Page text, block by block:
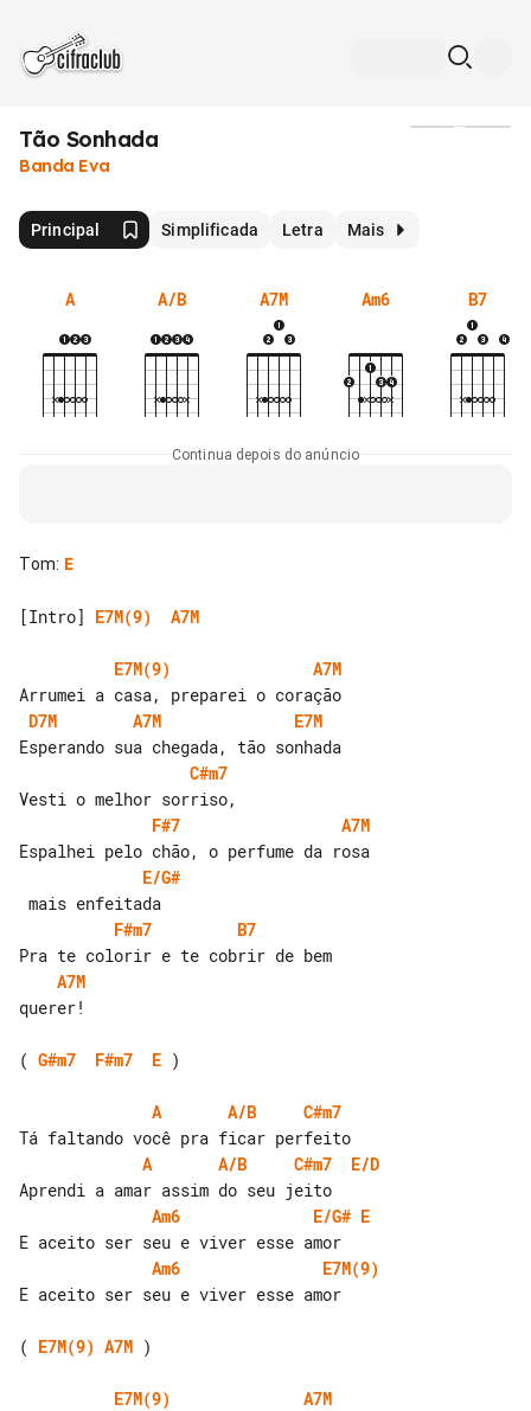
Tão Sonhada
Banda Eva
Principal Simplificada Letra Mais
A A/B A7M Am6 B7
Continua depois do anúncio
Tom: E
[Intro] E7M(9) A7M
E7M(9)
A7M
D7M
A7M
E7M
C#m7
F#7
A7M
E/G#
F#m7
B7
A7M
querer!
( G#m7 F#m7 E )
A A/B
C#m7
A
A/B C#m7
E/D
Am6
E/G# E
Am6
E7M(9)
E aceito ser seu e viver esse amor
( E7M(9) A7M )
E7M(9)
A7M